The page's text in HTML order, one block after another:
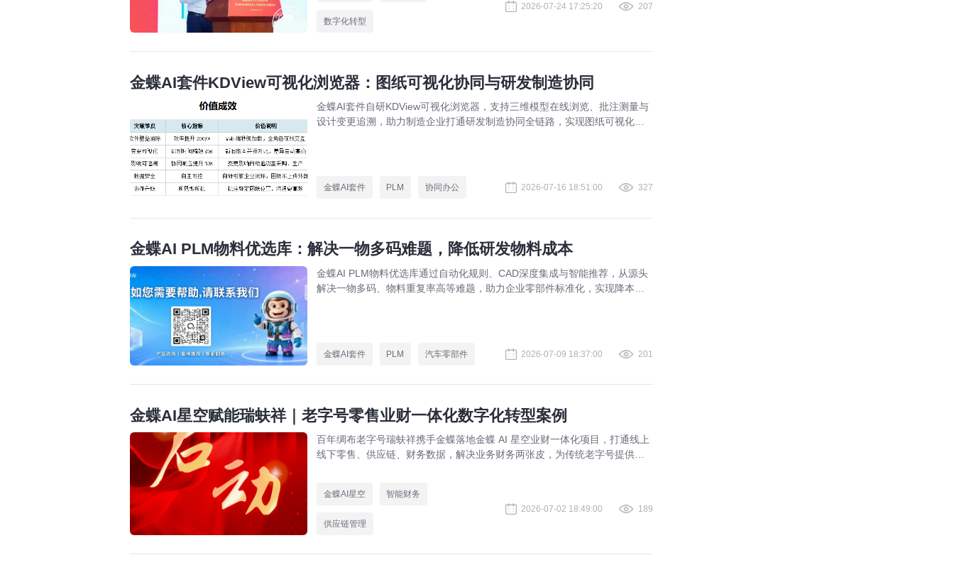
数字化转型
2026-07-24 17:25:20 207
金蝶AI套件KDView可视化浏览器：图纸可视化协同与研发制造协同
金蝶AI套件自研KDView可视化浏览器，支持三维模型在线浏览、批注测量与
设计变更追溯，助力制造企业打通研发制造协同全链路，实现图纸可视化协
金蝶AI套件 PLM 协同办公 2026-07-16 18:51:00 327
金蝶AI PLM物料优选库：解决一物多码难题，降低研发物料成本
金蝶AI PLM物料优选库通过自动化规则、CAD深度集成与智能推荐，从源头
解决一物多码、物料重复率高等难题，助力企业零部件标准化，实现降本增
金蝶AI套件 PLM 汽车零部件 2026-07-09 18:37:00 201
金蝶AI星空赋能瑞蚨祥｜老字号零售业财一体化数字化转型案例
百年绸布老字号瑞蚨祥携手金蝶落地金蝶 AI 星空业财一体化项目，打通线上
线下零售、供应链、财务数据，解决业务财务两张皮，为传统老字号提供成
金蝶AI星空 智能财务
供应链管理
2026-07-02 18:49:00 189